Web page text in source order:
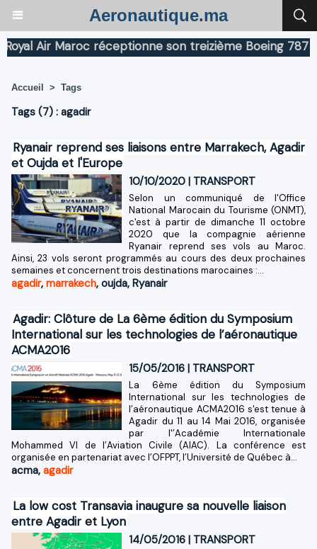
Aeronautique.ma
Air Maroc réceptionne son treizième Boeing 787
Accueil > Tags
Tags (7) : agadir
Ryanair reprend ses liaisons entre Marrakech, Agadir
et Oujda et l'Europe
10/10/2020 | TRANSPORT
Selon un communiqué de l'Office
National Marocain du Tourisme (ONMT),
c'est à partir de dimanche 11 octobre
2020 que la compagnie aérienne
Ryanair reprend ses vols au Maroc.
Ainsi, 23 vols seront programmés au cours des deux prochaines
semaines et concernent trois destinations marocaines :...
agadir, marrakech, oujda, Ryanair
Agadir: Clôture de La 6ème édition du Symposium
International sur les technologies de l’aéronautique
ACMA2016
15/05/2016 | TRANSPORT
La 6ème édition du Symposium
International sur les technologies de
l’aéronautique ACMA2016 s'est tenue à
Agadir du 11 au 14 Mai 2016, organisée
par l'’Académie Internationale
Mohammed VI de l’Aviation Civile (AIAC). La conférence est
organisée en partenariat avec l’OFPPT, l’Université de Québec à...
acma, agadir
La low cost Transavia inaugure sa nouvelle liaison
entre Agadir et Lyon
14/05/2016 | TRANSPORT